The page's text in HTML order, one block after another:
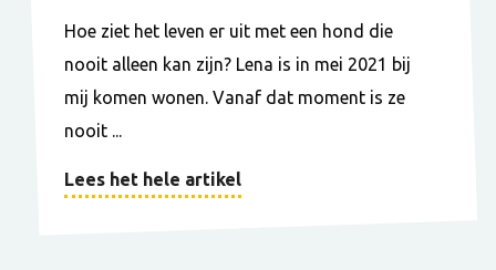
Hoe ziet het leven er uit met een hond die
nooit alleen kan zijn? Lena is in mei 2021 bij
mij komen wonen. Vanaf dat moment is ze
nooit ...
Lees het hele artikel